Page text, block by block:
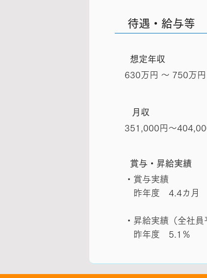
待遇・給与等
想定年収
630万円 〜 750万円
月収
351,000円～
賞与・昇給実績
・賞与実績
昨年度 4.4カ月
・昇給実績（全社員
昨年度 5.1％